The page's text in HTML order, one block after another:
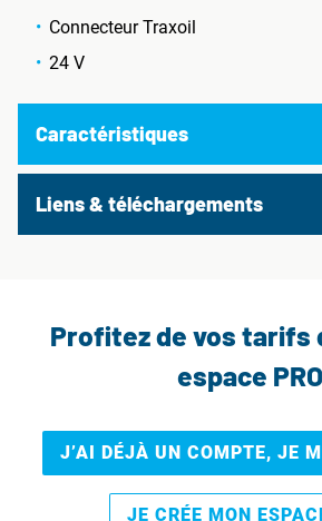
Connecteur Traxoil
24 V
Caractéristiques
Liens & téléchargements
Profitez de vos tarifs
espace PRO
J’AI DÉJÀ UN COMPTE, JE
JE CRÉE MON